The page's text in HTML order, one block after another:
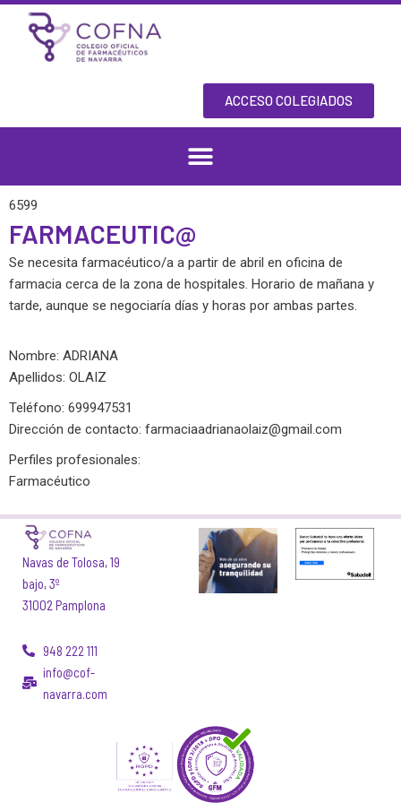
Skip
content
ACCESO COLEGIADOS
6599
FARMACEUTIC@
Se necesita farmacéutico/a a partir de abril en oficina de
farmacia cerca de la zona de hospitales. Horario de mañana y
tarde, aunque se negociaría días y horas por ambas partes.
Nombre: ADRIANA
Apellidos: OLAIZ
Teléfono: 699947531
Dirección de contacto: farmaciaadrianaolaiz@gmail.com
Perfiles profesionales:
Farmacéutico
Navas de Tolosa, 19
bajo, 3º
31002 Pamplona
948 222 111
info@cof-
navarra.com